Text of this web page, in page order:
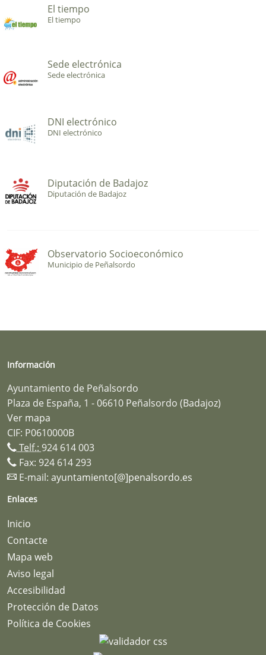
El tiempo
El tiempo
Sede electrónica
Sede electrónica
DNI electrónico
DNI electrónico
Diputación de Badajoz
Diputación de Badajoz
Observatorio Socioeconómico
Municipio de Peñalsordo
Información
Ayuntamiento de Peñalsordo
Plaza de España, 1 - 06610 Peñalsordo (Badajoz)
Ver mapa
CIF: P0610000B
Telf.: 924 614 003
Fax: 924 614 293
E-mail: ayuntamiento[@]penalsordo.es
Enlaces
Inicio
Contacte
Mapa web
Aviso legal
Accesibilidad
Protección de Datos
Política de Cookies